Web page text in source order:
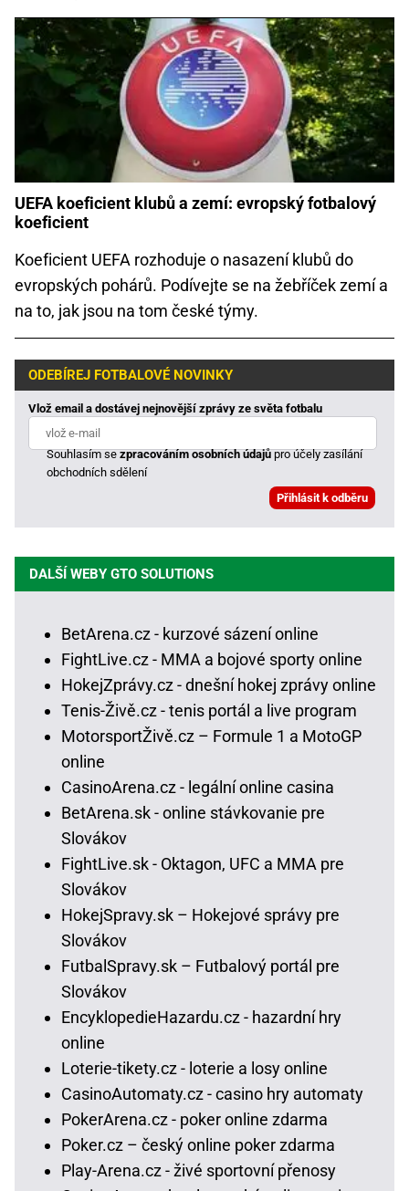
UEFA koeficient klubů a zemí: evropský fotbalový
koeficient
Koeficient UEFA rozhoduje o nasazení klubů do
evropských pohárů. Podívejte se na žebříček zemí a
na to, jak jsou na tom české týmy.
ODEBÍREJ FOTBALOVÉ NOVINKY
Vlož email a dostávej nejnovější zprávy ze světa fotbalu
Souhlasím sezpracováním osobních údajůpro účely zasílání
obchodních sdělení
DALŠÍ WEBY GTO SOLUTIONS
BetArena.cz - kurzové sázení online
FightLive.cz - MMA a bojové sporty online
HokejZprávy.cz - dnešní hokej zprávy online
Tenis-Živě.cz - tenis portál a live program
MotorsportŽivě.cz – Formule 1 a MotoGP
online
CasinoArena.cz - legální online casina
BetArena.sk - online stávkovanie pre
Slovákov
FightLive.sk - Oktagon, UFC a MMA pre
Slovákov
HokejSpravy.sk – Hokejové správy pre
Slovákov
FutbalSpravy.sk – Futbalový portál pre
Slovákov
EncyklopedieHazardu.cz - hazardní hry
online
Loterie-tikety.cz - loterie a losy online
CasinoAutomaty.cz - casino hry automaty
PokerArena.cz - poker online zdarma
Poker.cz – český online poker zdarma
Play-Arena.cz - živé sportovní přenosy